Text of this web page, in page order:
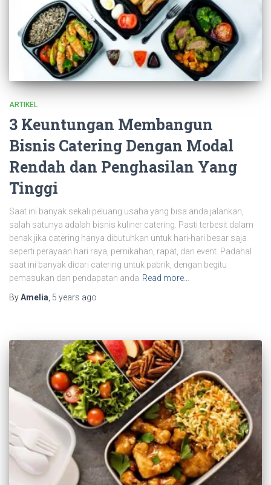
ARTIKEL
3 Keuntungan Membangun
Bisnis Catering Dengan Modal
Rendah dan Penghasilan Yang
Tinggi
Saat ini banyak sekali peluang usaha yang bisa anda jalankan,
salah satunya adalah bisnis kuliner catering. Pasti terbesit dalam
benak jika catering hanya dibutuhkan untuk hari-hari besar saja
seperti perayaan hari raya, pernikahan, rapat, dan event. Padahal
saat ini banyak dicari catering untuk pabrik, dengan begitu
pemasukan dan pendapatan anda Read more…
ByAmelia 5 years ago